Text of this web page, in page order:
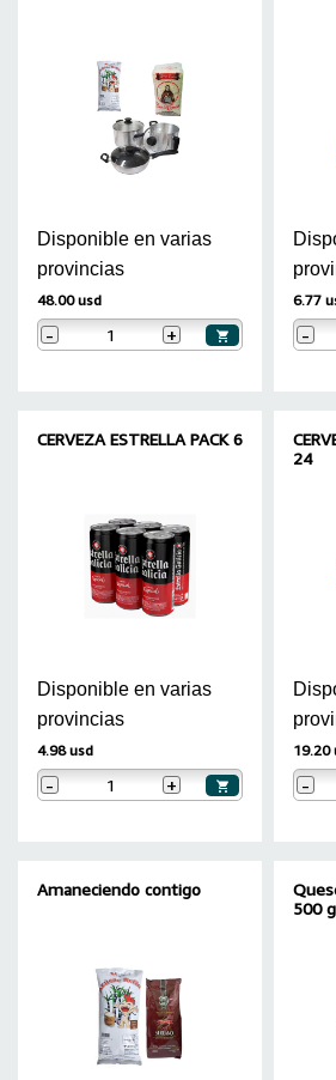
Disponible en varias
provincias
48.00 usd
- +
6.77
-
CERVEZA ESTRELLA PACK 6
Disponible en varias
provincias
4.98 usd
- +
24
19.20
-
Amaneciendo contigo
500 g